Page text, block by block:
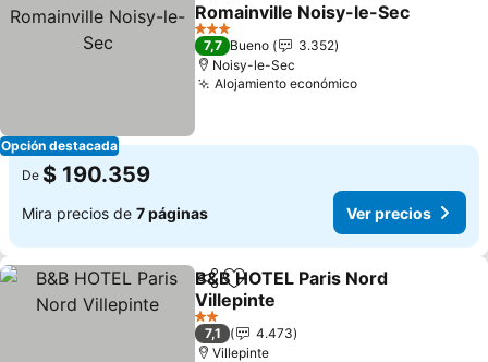
Opción destacada
Romainville Noisy-le-Sec
Ver precios
3 Estrellas
7,7 Bueno
3.352
Noisy-le-Sec
Alojamiento económicoVer precios
De $ 190.359
Mira precios de 7 páginas Ver precios
CompartirAgregar a favoritos
B&B HOTEL Paris Nord
Villepinte
Ver precios
2 Estrellas
7,1
4.473
Villepinte